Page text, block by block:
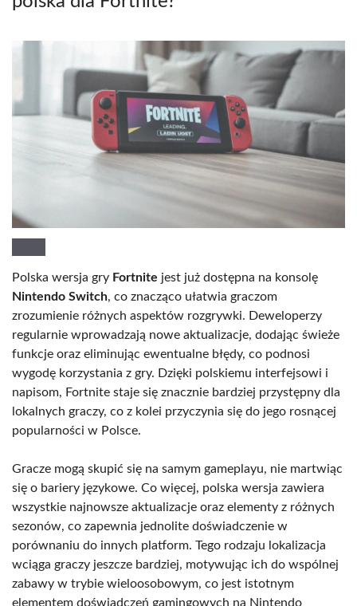
Polska wersja gry Fortnite jest już dostępna na konsolę
Nintendo Switch, co znacząco ułatwia graczom
zrozumienie różnych aspektów rozgrywki. Deweloperzy
regularnie wprowadzają nowe aktualizacje, dodając świeże
funkcje oraz eliminując ewentualne błędy, co podnosi
wygodę korzystania z gry. Dzięki polskiemu interfejsowi i
napisom, Fortnite staje się znacznie bardziej przystępny dla
lokalnych graczy, co z kolei przyczynia się do jego rosnącej
popularności w Polsce.
Gracze mogą skupić się na samym gameplayu, nie martwiąc
się o bariery językowe. Co więcej, polska wersja zawiera
wszystkie najnowsze aktualizacje oraz elementy z różnych
sezonów, co zapewnia jednolite doświadczenie w
porównaniu do innych platform. Tego rodzaju lokalizacja
wciąga graczy jeszcze bardziej, motywując ich do wspólnej
zabawy w trybie wieloosobowym, co jest istotnym
elementem doświadczeń gamingowych na Nintendo